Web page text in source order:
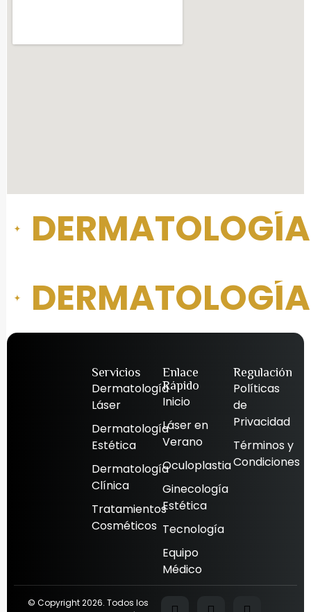
Servicios
Dermatología
Láser
Dermatología
Estética
Dermatología
Clínica
Tratamientos
Cosméticos
Enlace
Rápido
Inicio
Láser en
Verano
Oculoplastia
Ginecología
Estética
Tecnología
Equipo
Médico
Regulación
Políticas
de
Privacidad
Términos y
Condiciones
© Copyright 2026. Todos los